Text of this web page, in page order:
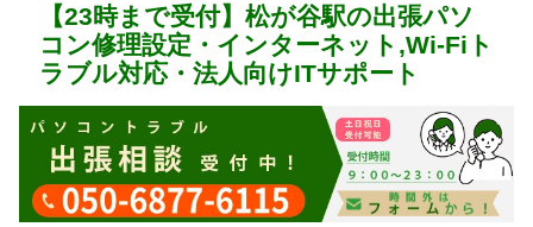
【23時まで受付】松が谷駅の出張パソ
コン修理設定・インターネット,Wi-Fiト
ラブル対応・法人向けITサポート